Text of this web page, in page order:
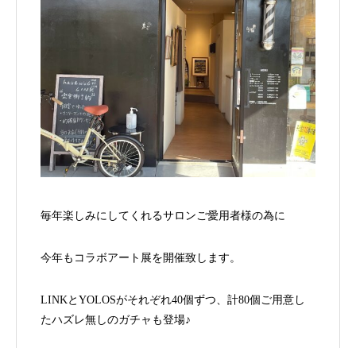
毎年楽しみにしてくれるサロンご愛用者様の為に
今年もコラボアート展を開催致します。
LINKとYOLOSがそれぞれ40個ずつ、計80個ご用意し
たハズレ無しのガチャも登場♪